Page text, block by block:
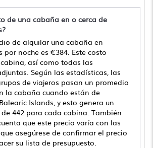
de una cabaña en o cerca de
de alquilar una cabaña en
por noche es€384. Este costo
así como todas las
Según las estadísticas, las
de viajeros pasan un promedio
la cabaña cuando están de
Islands, y esto genera un
de442 para cada cabina. También
que este precio varía con las
asegúrese de confirmar el precio
su lista de presupuesto.